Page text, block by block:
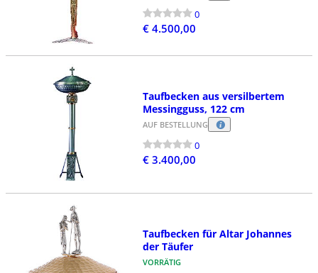
0
€ 4.500,00
Taufbecken aus versilbertem
Messingguss, 122 cm
AUF BESTELLUNG
0
€ 3.400,00
Taufbecken für Altar Johannes
der Täufer
VORRÄTIG